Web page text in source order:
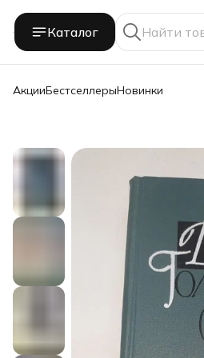
Каталог
АкцииБестселлерыНовинки